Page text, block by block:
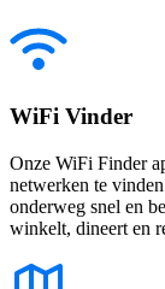
WiFi Vinder
Onze WiFi Finder
netwerken te
onderweg snel en
winkelt, dineert en